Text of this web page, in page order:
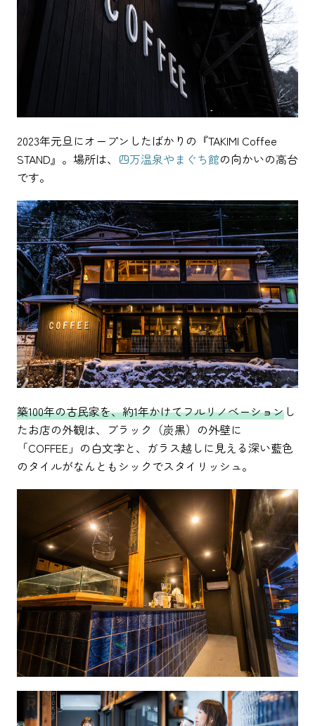
2023年元旦にオープンしたばかりの『TAKIMI Coffee
STAND』。場所は、 四万温泉やまぐち館の向かいの高台
です。
築100年の古民家を、約1年かけてフルリノベーション し
たお店の外観は、ブラック（炭黒）の外壁に
「COFFEE」の白文字と、ガラス越しに見える深い藍色
のタイルがなんともシックでスタイリッシュ。